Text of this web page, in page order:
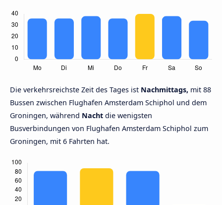
Die verkehrsreichste Zeit des Tages ist Nachmittags, mit 88
Bussen zwischen Flughafen Amsterdam Schiphol und dem
Groningen, während Nacht die wenigsten
Busverbindungen von Flughafen Amsterdam Schiphol zum
Groningen, mit 6 Fahrten hat.